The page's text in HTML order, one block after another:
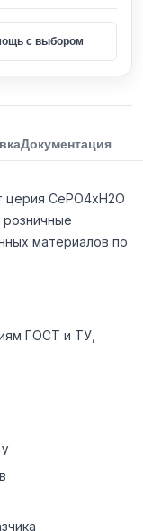
с выбором
Документация
CePO4хH2O
материалов по
ГОСТ и ТУ,